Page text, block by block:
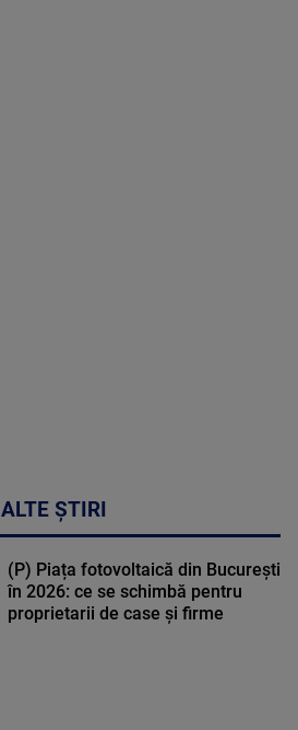
ALTE ȘTIRI
(P) Piața fotovoltaică din București
în 2026: ce se schimbă pentru
proprietarii de case și firme